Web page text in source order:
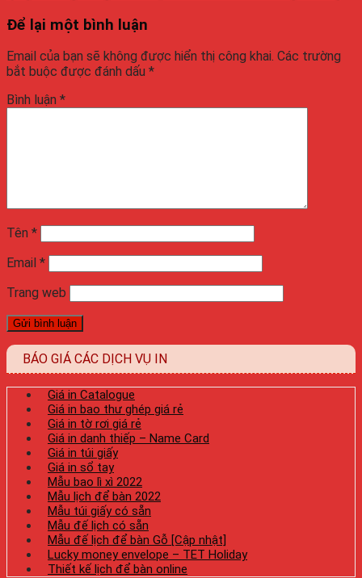
Để lại một bình luận
Email của bạn sẽ không được hiển thị công khai. Các trường
bắt buộc được đánh dấu *
Bình luận *
Tên *
Email *
Trang web
BÁO GIÁ CÁC DỊCH VỤ IN
Giá in Catalogue
Giá in bao thư ghép giá rẻ
Giá in tờ rơi giá rẻ
Giá in danh thiếp – Name Card
Giá in túi giấy
Giá in sổ tay
Mẫu bao lì xì 2022
Mẫu lịch để bàn 2022
Mẫu túi giấy có sẵn
Mẫu đế lịch có sẵn
Mẫu đế lịch để bàn Gỗ [Cập nhật]
Lucky money envelope – TET Holiday
Thiết kế lịch để bàn online